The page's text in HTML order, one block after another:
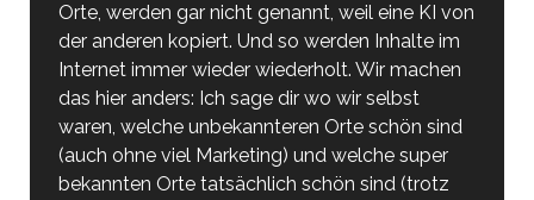
Orte, werden gar nicht genannt, weil eine KI von
der anderen kopiert. Und so werden Inhalte im
Internet immer wieder wiederholt. Wir machen
das hier anders: Ich sage dir wo wir selbst
waren, welche unbekannteren Orte schön sind
(auch ohne viel Marketing) und welche super
bekannten Orte tatsächlich schön sind (trotz